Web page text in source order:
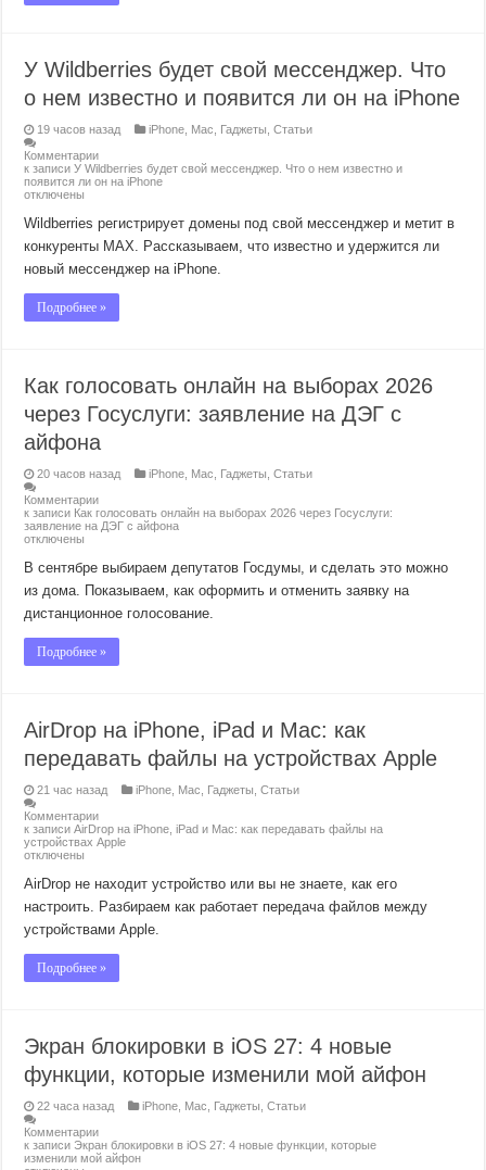
У Wildberries будет свой мессенджер. Что
о нем известно и появится ли он на iPhone
19 часов назад iPhone Mac Гаджеты ,Статьи
Комментарии
к записи У Wildberries будет свой мессенджер. Что о нем известно и
появится ли он на iPhone
отключены
Wildberries регистрирует домены под свой мессенджер и метит в
конкуренты MAX. Рассказываем, что известно и удержится ли
новый мессенджер на iPhone.
Подробнее »
Как голосовать онлайн на выборах 2026
через Госуслуги: заявление на ДЭГ с
айфона
20 часов назад iPhone Mac Гаджеты ,Статьи
Комментарии
к записи Как голосовать онлайн на выборах 2026 через Госуслуги:
заявление на ДЭГ с айфона
отключены
В сентябре выбираем депутатов Госдумы, и сделать это можно
из дома. Показываем, как оформить и отменить заявку на
дистанционное голосование.
Подробнее »
AirDrop на iPhone, iPad и Mac: как
передавать файлы на устройствах Apple
21 час назад iPhone Mac Гаджеты ,Статьи
Комментарии
к записи AirDrop на iPhone, iPad и Mac: как передавать файлы на
устройствах Apple
отключены
AirDrop не находит устройство или вы не знаете, как его
настроить. Разбираем как работает передача файлов между
устройствами Apple.
Подробнее »
Экран блокировки в iOS 27: 4 новые
функции, которые изменили мой айфон
22 часа назад iPhone Mac Гаджеты ,Статьи
Комментарии
к записи Экран блокировки в iOS 27: 4 новые функции, которые
изменили мой айфон